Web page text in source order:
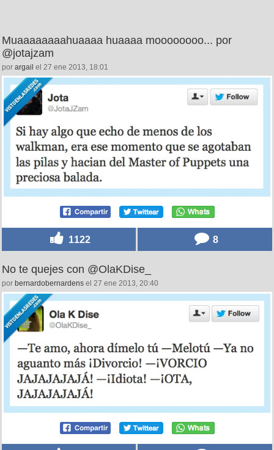
Muaaaaaaaahuaaaa huaaaa moooooooo... por
@jotajzam
por argail el 27 ene 2013, 18:01
1122 8
No te quejes con @OlaKDise_
por bernardobernardens el 27 ene 2013, 20:40